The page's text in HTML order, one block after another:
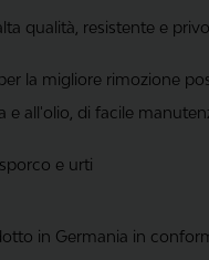
qualità, resistente e
la migliore rimozione
e all'olio, di facile
e urti
in Germania in